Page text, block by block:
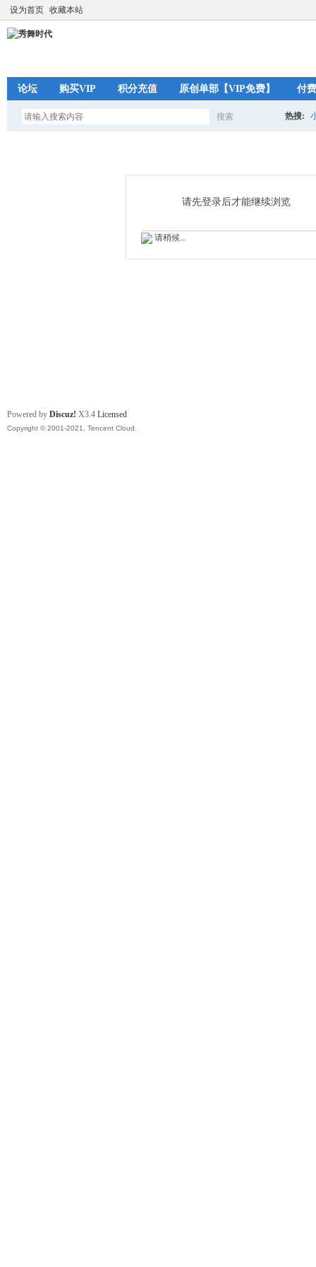
设为首页 收藏本站
论坛 购买VIP 积分充值 原创单部【VIP免费】 付
搜索
索
热搜:
请先登录后才能继续浏览
请稍候...
Powered by Discuz! X3.4 Licensed
Copyright © 2001-2021, Tencent Cloud.